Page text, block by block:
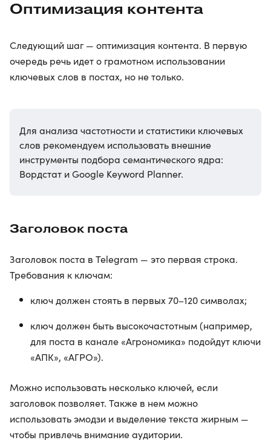
Оптимизация контента
Следующий шаг — оптимизация контента. В первую
очередь речь идет о грамотном использовании
ключевых слов в постах, но не только.
Для анализа частотности и статистики ключевых
слов рекомендуем использовать внешние
инструменты подбора семантического ядра:
Вордстат и Google Keyword Planner.
Заголовок поста
Заголовок поста в Telegram — это первая строка.
Требования к ключам:
ключ должен стоять в первых 70–120 символах;
ключ должен быть высокочастотным (например,
для поста в канале «Агрономика» подойдут ключи
«АПК», «АГРО»).
Можно использовать несколько ключей, если
заголовок позволяет. Также в нем можно
использовать эмодзи и выделение текста жирным —
чтобы привлечь внимание аудитории.